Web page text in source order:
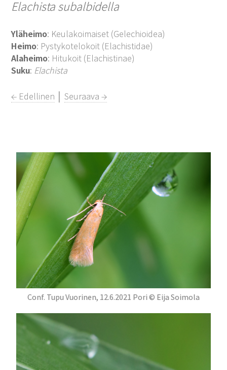
Elachista subalbidella
Yläheimo: Keulakoimaiset (Gelechioidea)
Heimo: Pystykotelokoit (Elachistidae)
Alaheimo: Hitukoit (Elachistinae)
Suku: Elachista
← Edellinen │Seuraava →
Conf. Tupu Vuorinen, 12.6.2021 Pori © Eija Soimola